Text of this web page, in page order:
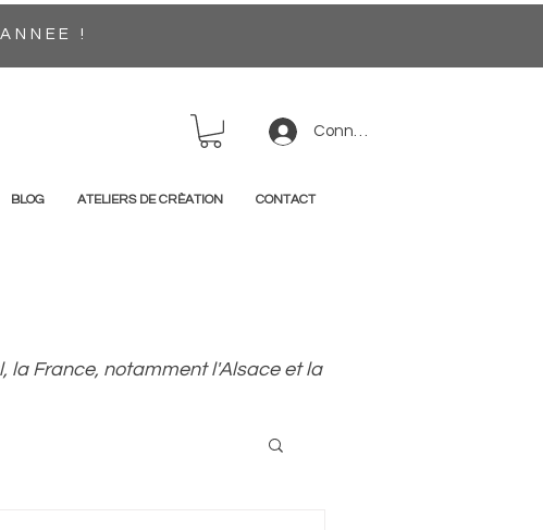
!
Connexion
BLOG ATELIERS DE CRÈATION CONTACT
la France, notamment l'Alsace et la